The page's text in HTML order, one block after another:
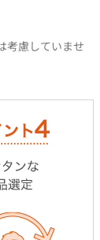
考慮していませ